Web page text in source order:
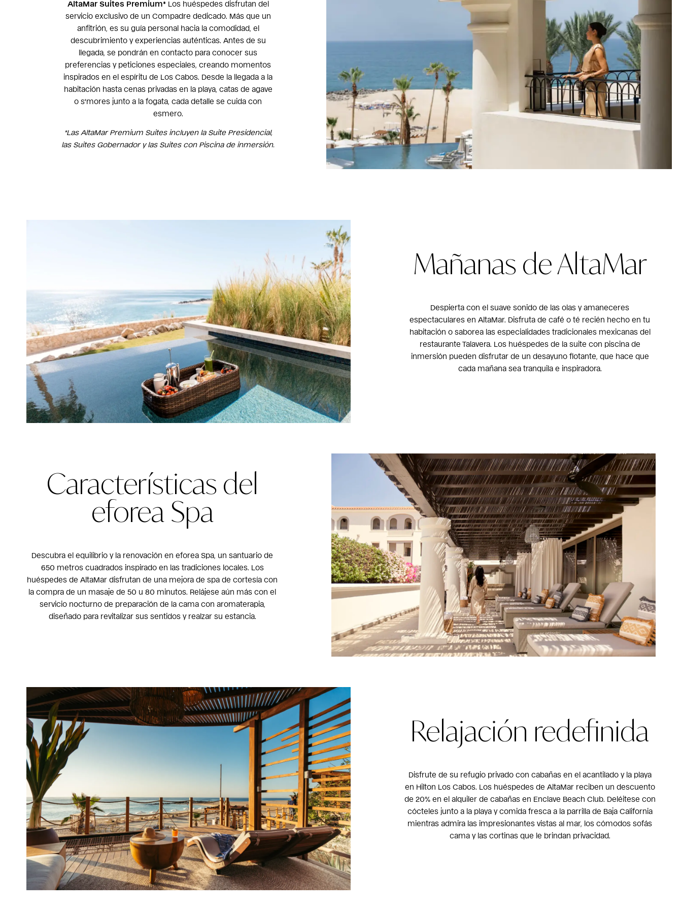
AltaMarSuites Premium*Los huéspedes disfrutan del
servicio exclusivo de un Compadre dedicado. Más que un
anfitrión, es su guía personal hacia la comodidad, el
descubrimiento y experiencias auténticas. Antes de su
llegada, se pondrán en contacto para conocer sus
preferencias y peticiones especiales, creando momentos
inspirados en el espíritu de Los Cabos. Desde la llegada a la
habitación hasta cenas privadas en la playa, catas de agave
o s'mores junto a la fogata, cada detalle se cuida con
esmero.
*Las AltaMar Premium Suites incluyen la Suite Presidencial,
las Suites Gobernador y las Suites con Piscina de inmersión.
Mañanas de AltaMar
Despierta con el suave sonido de las olas y amaneceres
espectaculares en AltaMar. Disfruta de café o té recién hecho en tu
habitación o saborea las especialidades tradicionales mexicanas del
restaurante Talavera. Los huéspedes de la suite con piscina de
inmersión pueden disfrutar de un desayuno flotante, que hace que
cada mañana sea tranquila e inspiradora.
Características del
eforea Spa
Descubra el equilibrio y la renovación en eforea Spa, un santuario de
650 metros cuadrados inspirado en las tradiciones locales. Los
huéspedes de AltaMar disfrutan de una mejora de spa de cortesía con
la compra de un masaje de 50 u 80 minutos. Relájese aún más con el
servicio nocturno de preparación de la cama con aromaterapia,
diseñado para revitalizar sus sentidos y realzar su estancia.
Relajación redefinida
Disfrute de su refugio privado con cabañas en el acantilado y la playa
en Hilton Los Cabos. Los huéspedes de AltaMar reciben un descuento
de 20% en el alquiler de cabañas en Enclave Beach Club. Deléitese con
cócteles junto a la playa y comida fresca a la parrilla de Baja California
mientras admira las impresionantes vistas al mar, los cómodos sofás
cama y las cortinas que le brindan privacidad.